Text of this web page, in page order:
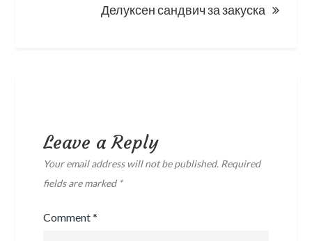
Делуксен сандвич за закуска
Leave a Reply
Your email address will not be published. Required
fields are marked *
Comment*